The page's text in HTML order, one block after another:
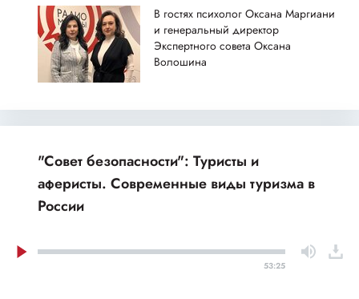
В гостях психолог Оксана Маргиани
и генеральный директор
Экспертного совета Оксана
Волошина
"Совет безопасности": Туристы и
аферисты. Современные виды туризма в
России
53:25